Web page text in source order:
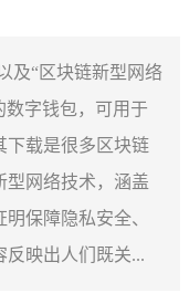
及“区块链新型网络
数字钱包，可用于
下载是很多区块链
型网络技术，涵盖
保障隐私安全、
反映出人们既关...